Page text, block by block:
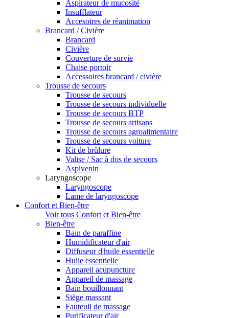
Aspirateur de mucosité
Insufflateur
Accesoires de réanimation
Brancard / Civière
Brancard
Civière
Couverture de survie
Chaise portoir
Accessoires brancard / civière
Trousse de secours
Trousse de secours
Trousse de secours individuelle
Trousse de secours BTP
Trousse de secours artisans
Trousse de secours agroalimentaire
Trousse de secours voiture
Kit de brûlure
Valise / Sac à dos de secours
Aspivenin
Laryngoscope
Laryngoscope
Lame de laryngoscope
Confort et Bien-être
Voir tous Confort et Bien-être
Bien-être
Bain de paraffine
Humidificateur d'air
Diffuseur d'huile essentielle
Huile essentielle
Appareil acupuncture
Appareil de massage
Bain bouillonnant
Siège massant
Fauteuil de massage
Purificateur d'air